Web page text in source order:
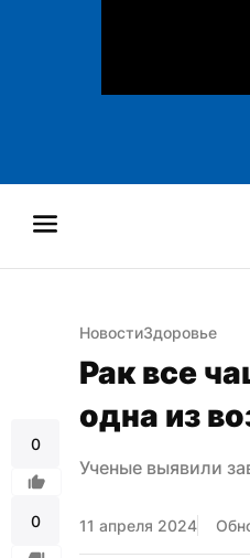
0
0
НовостиЗдоровье
Рак все
одна из
Ученые выявили
11 апреля 2024